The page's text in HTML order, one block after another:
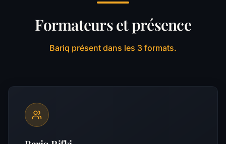
Formateurs et présence
Bariq présent dans les 3 formats.